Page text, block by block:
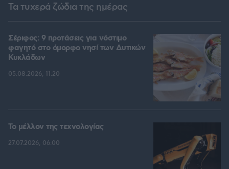
Τα τυχερά ζώδια της ημέρας
Σέριφος: 9 προτάσεις για νόστιμο
φαγητό στο όμορφο νησί των Δυτικών
Κυκλάδων
05.08.2026, 11:20
Το μέλλον της τεχνολογίας
27.07.2026, 06:00